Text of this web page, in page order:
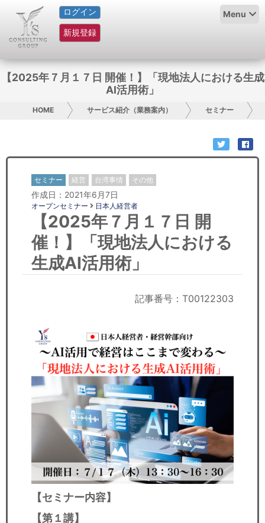
ログイン
新規登録
Menu
HOME
サービス紹介
コラム
お問い合わせ
日本人にPR
コンサルティング
リサーチ
セミナー
労務顧問
飲食店情報
【2025年７月１７日 開催！】「現地法人における生成
AI活用術」
HOME サービス紹介（業務案内） セミナー
セミナー 経営 台湾事情 その他
作成日：2021年6月7日
オープンセミナー 日本人経営者
【2025年７月１７日 開
催！】「現地法人における
生成AI活用術」
記事番号：T00122303
【セミナー内容】
【第１講】